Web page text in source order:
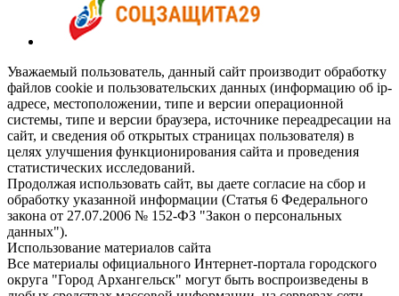
Уважаемый пользователь, данный сайт производит обработку
файлов cookie и пользовательских данных (информацию об ip-
адресе, местоположении, типе и версии операционной
системы, типе и версии браузера, источнике переадресации на
сайт, и сведения об открытых страницах пользователя) в
целях улучшения функционирования сайта и проведения
статистических исследований.
Продолжая использовать сайт, вы даете согласие на сбор и
обработку указанной информации (Статья 6 Федерального
закона от 27.07.2006 № 152-ФЗ "Закон о персональных
данных").
Использование материалов сайта
Все материалы официального Интернет-портала городского
округа "Город Архангельск" могут быть воспроизведены в